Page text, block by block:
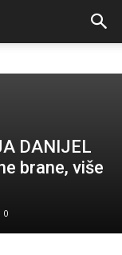
DANIJEL
brane, više
0